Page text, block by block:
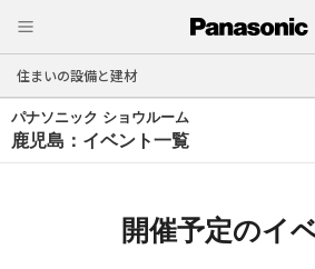
住まいの設備と建材
パナソニック ショウルーム
鹿児島：イベント一覧
開催予定のイ